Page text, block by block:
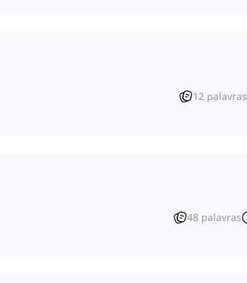
12 palavras
48 palavras